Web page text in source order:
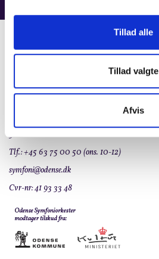
Tillad alle
Tillad valgte
Afvis
Den selvejende institution
Odense Symfoniorkester
5000 Odense C
Tlf.: +45 63 75 00 50 (ons. 10-12)
symfoni@odense.dk
Cvr-nr: 41 93 33 48